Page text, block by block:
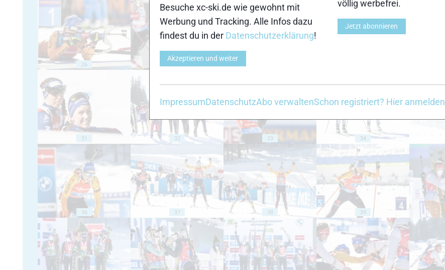
26
31 32 33 34
36 37 38 39
Besuche xc-ski.de wie gewohnt mit
Werbung und Tracking. Alle Infos dazu
findest du in der Datenschutzerklärung!
Akzeptieren und weiter
völlig werbefrei.
Jetzt abonnieren
ImpressumDatenschutzAbo verwaltenSchon registriert? Hier anmelden